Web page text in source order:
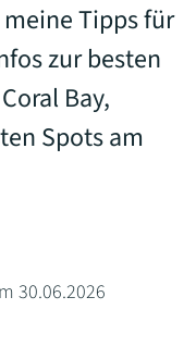
Tipps für
zur besten
Bay,
Spots am
30.06.2026